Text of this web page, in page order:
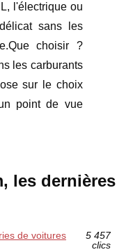
l'électrique ou
sans les
choisir ?
les carburants
sur le choix
point de vue
les dernières
de voitures
5 457
clics